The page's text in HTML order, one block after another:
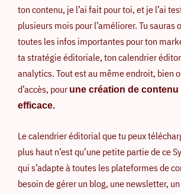
ton contenu, je l’ai fait pour toi, et je l’ai
plusieurs mois pour l’améliorer. Tu sauras
toutes les infos importantes pour ton
ta stratégie éditoriale, ton calendrier
analytics. Tout est au même endroit, bien
d’accès, pour une création de contenu
efficace.
Le calendrier éditorial que tu peux
plus haut n’est qu’une petite partie de ce
qui s’adapte à toutes les plateformes de
besoin de gérer un blog, une newsletter,